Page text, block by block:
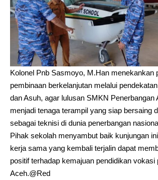
Kolonel Pnb Sasmoyo, M.Han menekankan
pembinaan berkelanjutan melalui
dan Asuh, agar lulusan SMKN Penerbangan
menjadi tenaga terampil yang siap bersaing
sebagai teknisi di dunia penerbangan
Pihak sekolah menyambut baik kunjungan
kerja sama yang kembali terjalin dapat
positif terhadap kemajuan pendidikan vokasi
Aceh.@Red